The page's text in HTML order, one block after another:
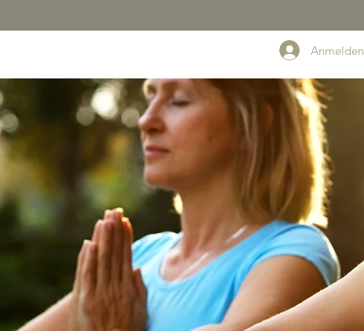
Anmelden